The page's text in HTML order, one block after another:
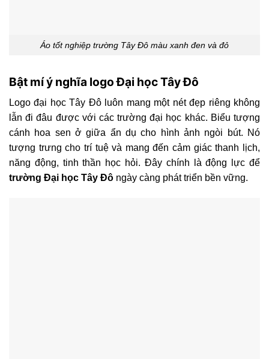
Áo tốt nghiệp trường Tây Đô màu xanh đen và đỏ
Bật mí ý nghĩa logo Đại học Tây Đô
Logo đại học Tây Đô luôn mang một nét đẹp riêng không
lẫn đi đâu được với các trường đại học khác. Biểu tượng
cánh hoa sen ở giữa ẩn dụ cho hình ảnh ngòi bút. Nó
tượng trưng cho trí tuệ và mang đến cảm giác thanh lịch,
năng động, tinh thần học hỏi. Đây chính là động lực để
trường Đại học Tây Đô ngày càng phát triển bền vững.